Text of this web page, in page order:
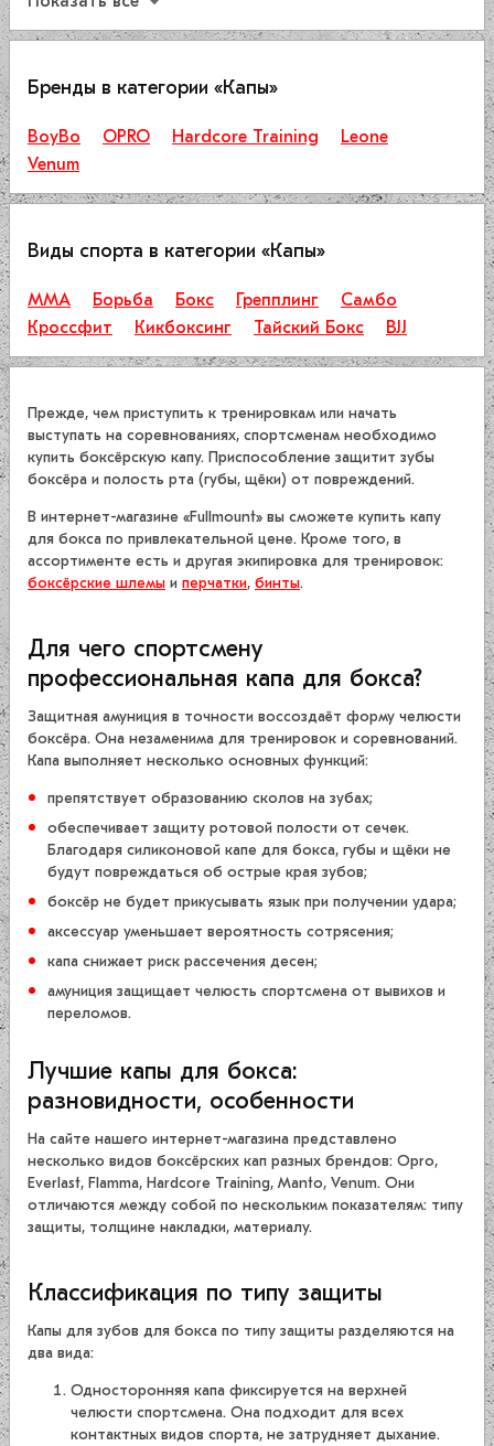
Бренды в категории «Капы»
BoyBo OPRO Hardcore Training
Leone
Venum
Виды спорта в категории «Капы»
ММА Борьба Бокс Грепплинг
Самбо
Кроссфит
Кикбоксинг Тайский Бокс BJJ
Прежде, чем приступить к тренировкам или начать
выступать на соревнованиях, спортсменам необходимо
купить боксёрскую капу. Приспособление защитит зубы
боксёра и полость рта (губы, щёки) от повреждений.
В интернет-магазине «Fullmount» вы сможете купить капу
для бокса по привлекательной цене. Кроме того, в
ассортименте есть и другая экипировка для тренировок:
боксёрские шлемы и перчатки, бинты.
Для чего спортсмену
профессиональная капа для бокса?
Защитная амуниция в точности воссоздаёт форму челюсти
боксёра. Она незаменима для тренировок и соревнований.
Капа выполняет несколько основных функций:
препятствует образованию сколов на зубах;
обеспечивает защиту ротовой полости от сечек.
Благодаря силиконовой капе для бокса, губы и щёки не
будут повреждаться об острые края зубов;
боксёр не будет прикусывать язык при получении удара;
аксессуар уменьшает вероятность сотрясения;
капа снижает риск рассечения десен;
амуниция защищает челюсть спортсмена от вывихов и
переломов.
Лучшие капы для бокса:
разновидности, особенности
На сайте нашего интернет-магазина представлено
несколько видов боксёрских кап разных брендов: Opro,
Everlast, Flamma, Hardcore Training, Manto, Venum. Они
отличаются между собой по нескольким показателям: типу
защиты, толщине накладки, материалу.
Классификация по типу защиты
Капы для зубов для бокса по типу защиты разделяются на
два вида:
Односторонняя капа фиксируется на верхней
челюсти спортсмена. Она подходит для всех
контактных видов спорта, не затрудняет дыхание.